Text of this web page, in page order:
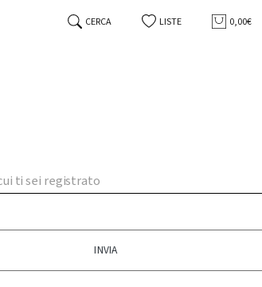
CERCA LISTE 0,00€
ti sei registrato
INVIA